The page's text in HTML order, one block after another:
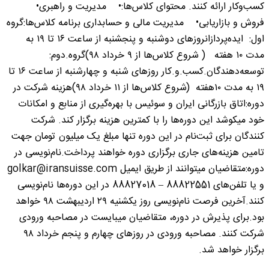
کسب‌وکار ارائه کنند. محتوای کلاس‌ها:• مدیریت و راهبری•
فروش و بازاریابی• مدیریت مالی و حسابداری برنامه کلاس‌ها:گروه
اول: ایده‌پردازانروزهای دوشنبه و پنجشنبه از ساعت ۱۶ تا ۱۹ به
مدت ۱۰ هفته ( شروع کلاس‌ها از ۹ خرداد ۹۸)گروه.دوم:
توسعه‌دهندگان.کسب.و.کار روزهای شنبه و چهارشنبه از ساعت ۱۶ تا
۱۹ به مدت ۱۰هفته (شروع کلاس‌ها از ۱۱ خرداد ۹۸)هزینه شرکت در
دوره:اتاق بازرگانی ایران و سوئیس با بهره‌گیری از منابع و امکانات
خود میکوشد این دوره‌ها را با کمترین هزینه برگزار کند. شرکت
کنندگان برای ثبت‌نام در این دوره تنها مبلغ یک میلیون تومان جهت
تامین هزینه‌های جاری برگزاری دوره خواهند پرداخت.نام‌نویسی در
دوره:متقاضیان میتوانند از طریق ایمیل golkar@iransuisse.com
و یا تلفن‌های 88822551 – 88827018 در این دوره‌ها نام‌نویسی
کنند.آخرین فرصت نام‌نویسی روز یکشنیه ۲۹ اردیبهشت ۹۸ خواهد
بود.برای پذیرش در دوره، متقاضیان میبایست در مصاحبه ورودی
شرکت کنند. مصاحبه ورودی در روزهای چهارم و پنجم خرداد ۹۸
برگزار خواهد شد.